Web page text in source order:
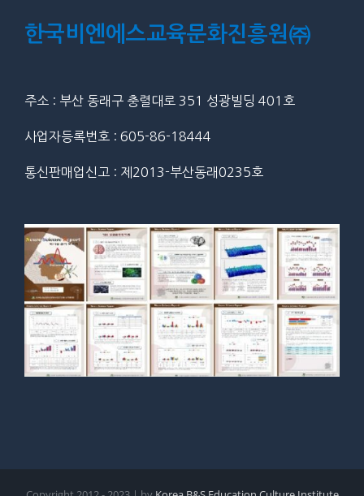
한국비엔에스교육문화진흥원㈜
주소 : 부산 동래구 충렬대로 351 성광빌딩 401호
사업자등록번호 : 605-86-18444
통신판매업신고 : 제2013-부산동래0235호